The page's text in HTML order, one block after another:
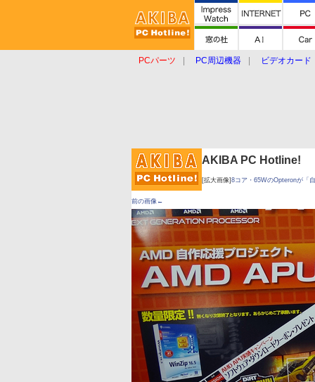
PCパーツ PC周辺機器
ビデオカード
AKIBA PC Hotline!
[拡大画像] 8コア・65WのOpteronが「
前の画像←